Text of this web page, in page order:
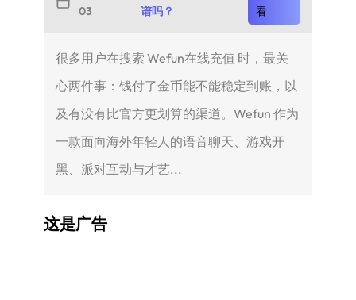
03
谱吗？
看
很多用户在搜索 Wefun在线充值 时，最关
心两件事：钱付了金币能不能稳定到账，以
及有没有比官方更划算的渠道。Wefun 作为
一款面向海外年轻人的语音聊天、游戏开
黑、派对互动与才艺...
这是广告